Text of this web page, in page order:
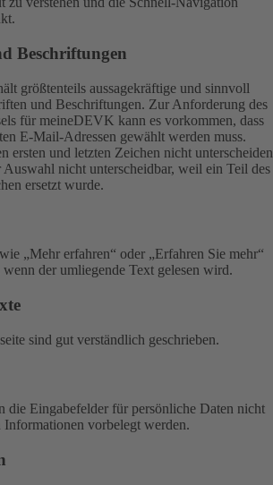
Beschriftungen
größtenteils aussagekräftige und sinnvoll
und Beschriftungen. Zur Anforderung des
für meineDEVK kann es vorkommen, dass
E-Mail-Adressen gewählt werden muss.
ersten und letzten Zeichen nicht
Auswahl nicht unterscheidbar, weil ein Teil des
ersetzt wurde.
„Mehr erfahren“ oder „Erfahren Sie mehr“
der umliegende Text gelesen wird.
sind gut verständlich geschrieben.
die Eingabefelder für persönliche Daten nicht
vorbelegt werden.